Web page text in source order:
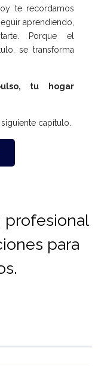
te recordamos
aprendiendo,
Porque el
se transforma
tu hogar
capítulo.
profesional
para